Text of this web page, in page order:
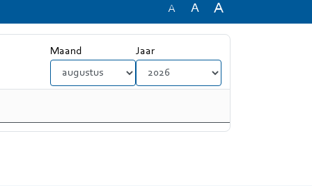
A A A
Maand Jaar